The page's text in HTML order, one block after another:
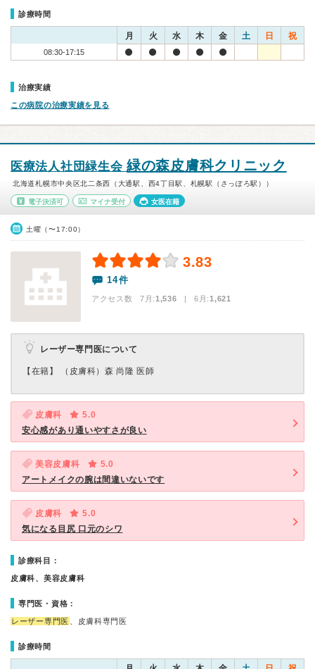
診療時間
月 火 水 木 金 土 日 祝
08:30-17:15
治療実績
この病院の治療実績を見る
医療法人社団緑生会 緑の森皮膚科クリニック
北海道札幌市中央区北二条西（大通駅、西4丁目駅、札幌駅（さっぽろ駅））
電子決済可 マイナ受付 女医在籍
土曜（〜17:00）
3.83
14件
アクセス数 7月:1,536 | 6月:1,621
レーザー専門医について
【在籍】 （皮膚科）森 尚隆 医師
皮膚科
5.0
安心感があり通いやすさが良い
美容皮膚科
5.0
アートメイクの腕は間違いないです
皮膚科
5.0
気になる目尻 口元のシワ
診療科目：
皮膚科、美容皮膚科
専門医・資格：
レーザー専門医 、皮膚科専門医
診療時間